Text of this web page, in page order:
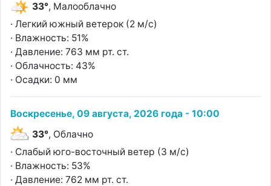
33°, Малооблачно
· Легкий южный ветерок (2 м/с)
· Влажность: 51%
· Давление: 763 мм рт. ст.
· Облачность: 43%
· Осадки: 0 мм
Воскресенье, 09 августа, 2026 года - 10:00
33°, Облачно
· Слабый юго-восточный ветер (3 м/с)
· Влажность: 53%
· Давление: 762 мм рт. ст.